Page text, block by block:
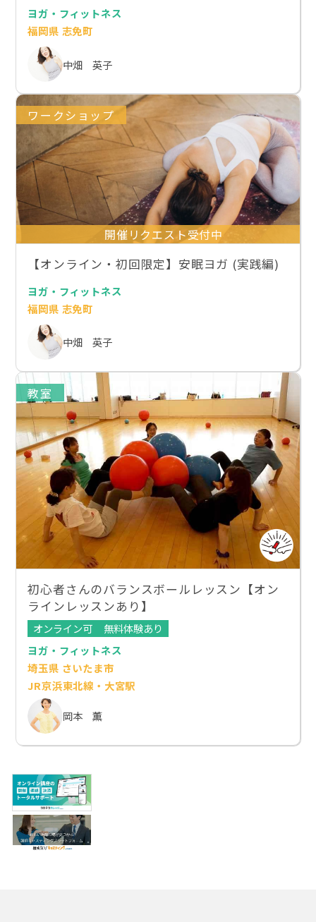
ヨガ・フィットネス
福岡県 志免町
中畑 英子
ワークショップ
開催リクエスト受付中
【オンライン・初回限定】安眠ヨガ (実践編)
ヨガ・フィットネス
福岡県 志免町
中畑 英子
教室
初心者さんのバランスボールレッスン【オン
ラインレッスンあり】
オンライン可
無料体験あり
ヨガ・フィットネス
埼玉県 さいたま市
JR京浜東北線・大宮駅
岡本 薫